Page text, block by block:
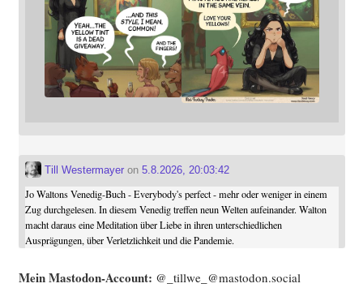
Till Westermayeron 5.8.2026, 20:03:42
Jo Waltons Venedig-Buch - Everybody's perfect - mehr oder weniger in einem
Zug durchgelesen. In diesem Venedig treffen neun Welten aufeinander. Walton
macht daraus eine Meditation über Liebe in ihren unterschiedlichen
Ausprägungen, über Verletzlichkeit und die Pandemie.
Mein Mast­o­don-Account: @_tillwe_@mastodon.social